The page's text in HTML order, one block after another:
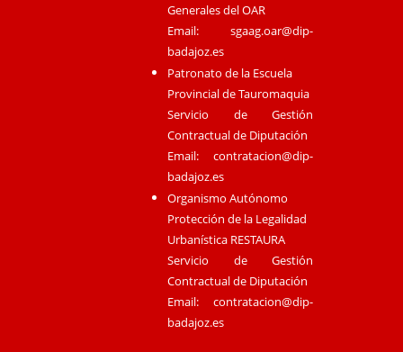
Generales del OAR
Email:sgaag.oar@dip-
badajoz.es
Patronato de la Escuela
Provincial de Tauromaquia
Servicio de Gestión
Contractual de Diputación
Email:contratacion@dip-
badajoz.es
Organismo Autónomo
Protección de la Legalidad
Urbanística RESTAURA
Servicio de Gestión
Contractual de Diputación
Email:contratacion@dip-
badajoz.es